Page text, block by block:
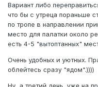
Вариант либо
что бы с утреца пораньше
по тропе в направлении
место для палатки около
есть 4-5 "вытоптанных"
Очень удобных и уютных.
облейтесь сразу "ядом".))))
Ну, а третий день, уже на